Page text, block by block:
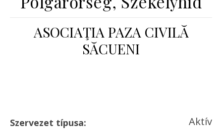
ASOCIAŢIA PAZA CIVILĂ
SĂCUENI
Szervezet típusa: Aktív